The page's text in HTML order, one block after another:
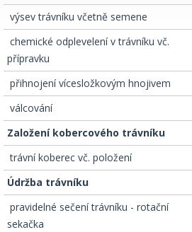
­ výsev trávníku včetně semene
­ chemické odplevelení v trávníku vč.
přípravku
­ přihnojení vícesložkovým hnojivem
­ válcování
Založení kobercového trávníku
­ trávní koberec vč. položení
Údržba trávníku
­ pravidelné sečení trávníku - rotační
sekačka